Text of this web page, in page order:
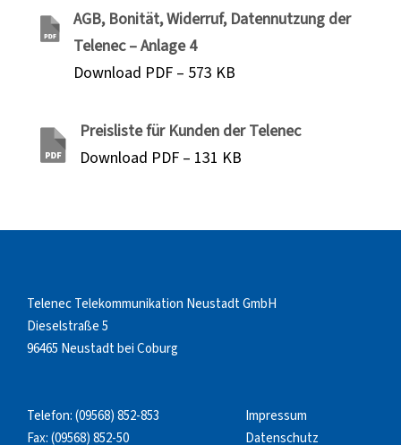
AGB, Bonität, Widerruf, Datennutzung der
Telenec – Anlage 4
Download PDF – 573 KB
Preisliste für Kunden der Telenec
Download PDF – 131 KB
Telenec Telekommunikation Neustadt GmbH
Dieselstraße 5
96465 Neustadt bei Coburg
Telefon:(09568) 852-853
Fax: (09568) 852-50
Impressum
Datenschutz